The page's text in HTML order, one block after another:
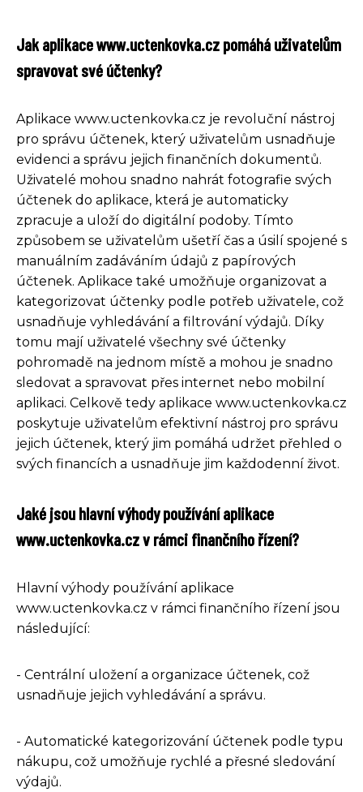
Jak aplikace www.uctenkovka.cz pomáhá uživatelům
spravovat své účtenky?
Aplikace www.uctenkovka.cz je revoluční nástroj
pro správu účtenek, který uživatelům usnadňuje
evidenci a správu jejich finančních dokumentů.
Uživatelé mohou snadno nahrát fotografie svých
účtenek do aplikace, která je automaticky
zpracuje a uloží do digitální podoby. Tímto
způsobem se uživatelům ušetří čas a úsilí spojené s
manuálním zadáváním údajů z papírových
účtenek. Aplikace také umožňuje organizovat a
kategorizovat účtenky podle potřeb uživatele, což
usnadňuje vyhledávání a filtrování výdajů. Díky
tomu mají uživatelé všechny své účtenky
pohromadě na jednom místě a mohou je snadno
sledovat a spravovat přes internet nebo mobilní
aplikaci. Celkově tedy aplikace www.uctenkovka.cz
poskytuje uživatelům efektivní nástroj pro správu
jejich účtenek, který jim pomáhá udržet přehled o
svých financích a usnadňuje jim každodenní život.
Jaké jsou hlavní výhody používání aplikace
www.uctenkovka.cz v rámci finančního řízení?
Hlavní výhody používání aplikace
www.uctenkovka.cz v rámci finančního řízení jsou
následující:
- Centrální uložení a organizace účtenek, což
usnadňuje jejich vyhledávání a správu.
- Automatické kategorizování účtenek podle typu
nákupu, což umožňuje rychlé a přesné sledování
výdajů.